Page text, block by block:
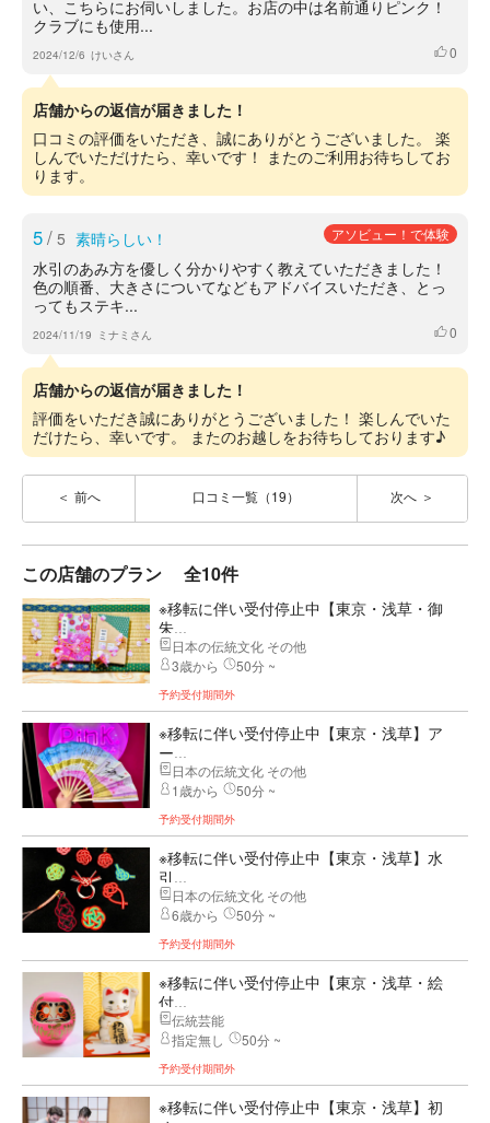
い、こちらにお伺いしました。お店の中は名前通りピンク！
クラブにも使用...
2024/12/6 けいさん いいね
0
店舗からの返信が届きました！
口コミの評価をいただき、誠にありがとうございました。 楽
しんでいただけたら、幸いです！ またのご利用お待ちしてお
ります。
5/ 5 素晴らしい！ アソビュー！で体験
水引のあみ方を優しく分かりやすく教えていただきました！
色の順番、大きさについてなどもアドバイスいただき、とっ
ってもステキ...
2024/11/19 ミナミさん いいね
0
店舗からの返信が届きました！
評価をいただき誠にありがとうございました！ 楽しんでいた
だけたら、幸いです。 またのお越しをお待ちしております♪
前へ 口コミ一覧（19） 次へ
この店舗のプラン 全10件
※移転に伴い受付停止中【東京・浅草・御
朱...
日本の伝統文化 その他
3歳から
50分 ~
予約受付期間外
※移転に伴い受付停止中【東京・浅草】ア
ー...
日本の伝統文化 その他
1歳から
50分 ~
予約受付期間外
※移転に伴い受付停止中【東京・浅草】水
引...
日本の伝統文化 その他
6歳から
50分 ~
予約受付期間外
※移転に伴い受付停止中【東京・浅草・絵
付...
伝統芸能
指定無し
50分 ~
予約受付期間外
※移転に伴い受付停止中【東京・浅草】初